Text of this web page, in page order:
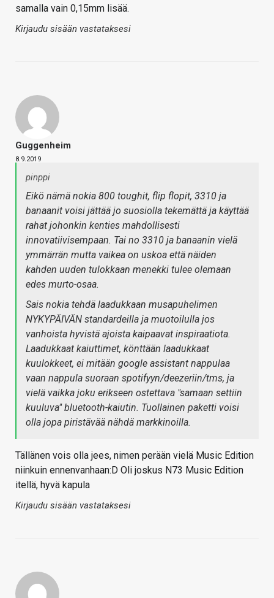
samalla vain 0,15mm lisää.
Kirjaudu sisään vastataksesi
Guggenheim
8.9.2019
pinppi
Eikö nämä nokia 800 toughit, flip flopit, 3310 ja
banaanit voisi jättää jo suosiolla tekemättä ja käyttää
rahat johonkin kenties mahdollisesti
innovatiivisempaan. Tai no 3310 ja banaanin vielä
ymmärrän mutta vaikea on uskoa että näiden
kahden uuden tulokkaan menekki tulee olemaan
edes murto-osaa.
Sais nokia tehdä laadukkaan musapuhelimen
NYKYPÄIVÄN standardeilla ja muotoilulla jos
vanhoista hyvistä ajoista kaipaavat inspiraatiota.
Laadukkaat kaiuttimet, könttään laadukkaat
kuulokkeet, ei mitään google assistant nappulaa
vaan nappula suoraan spotifyyn/deezeriin/tms, ja
vielä vaikka joku erikseen ostettava "samaan settiin
kuuluva" bluetooth-kaiutin. Tuollainen paketti voisi
olla jopa piristävää nähdä markkinoilla.
Tällänen vois olla jees, nimen perään vielä Music Edition
niinkuin ennenvanhaan:D Oli joskus N73 Music Edition
itellä, hyvä kapula
Kirjaudu sisään vastataksesi